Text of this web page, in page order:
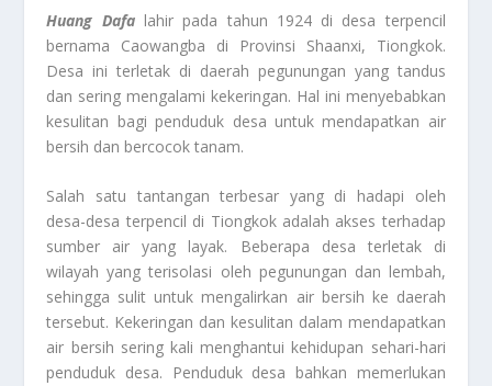
Huang Dafalahir pada tahun 1924 di desa terpencil
bernama Caowangba di Provinsi Shaanxi, Tiongkok.
Desa ini terletak di daerah pegunungan yang tandus
dan sering mengalami kekeringan. Hal ini menyebabkan
kesulitan bagi penduduk desa untuk mendapatkan air
bersih dan bercocok tanam.
Salah satu tantangan terbesar yang di hadapi oleh
desa-desa terpencil di Tiongkok adalah akses terhadap
sumber air yang layak. Beberapa desa terletak di
wilayah yang terisolasi oleh pegunungan dan lembah,
sehingga sulit untuk mengalirkan air bersih ke daerah
tersebut. Kekeringan dan kesulitan dalam mendapatkan
air bersih sering kali menghantui kehidupan sehari-hari
penduduk desa. Penduduk desa bahkan memerlukan